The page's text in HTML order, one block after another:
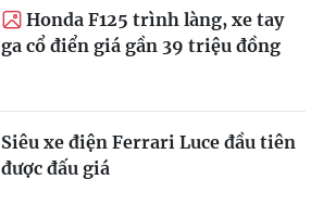
Honda F125 trình làng, xe tay
ga cổ điển giá gần 39 triệu đồng
Siêu xe điện Ferrari Luce đầu tiên
được đấu giá